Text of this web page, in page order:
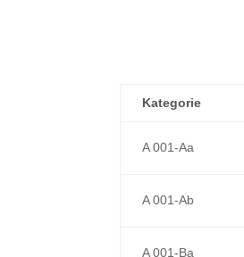
Kategorie
A 001-Aa
A 001-Ab
A 001-Ba